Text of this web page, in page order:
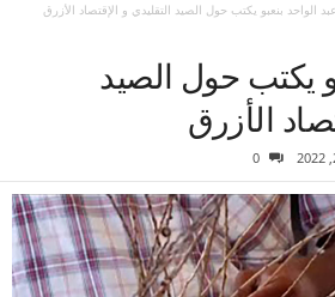
عبد الواحد بنعبو يكتب حول الصيد التقليدي و الإقتصاد الأزرق
يكتب حول الصيد
الأزرق
0